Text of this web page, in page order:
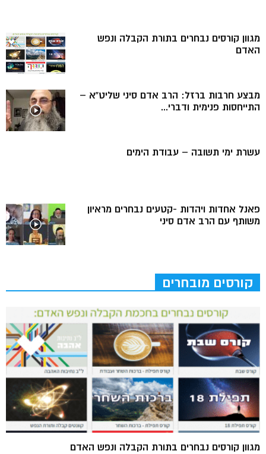
מגוון קורסים נבחרים בתורת הקבלה ונפש
האדם
מבצע חרבות ברזל: הרב אדם סיני שליט”א –
התייחסות פנימית ודברי...
עשרת ימי תשובה – עבודת הימים
פאנל אחדות ויהדות -קטעים נבחרים מראיון
משותף עם הרב אדם סיני
קורסים מובחרים
מגוון קורסים נבחרים בתורת הקבלה ונפש האדם